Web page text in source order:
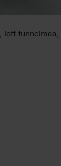
, loft-tunnelmaa,